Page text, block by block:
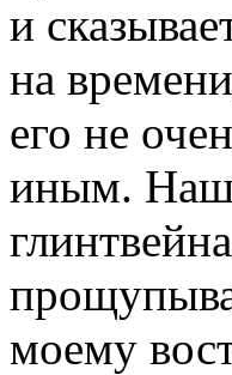
и
на
его не
иным.
моему